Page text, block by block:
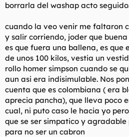
borrarla del washap acto
cuando la veo venir me faltaron
y salir corriendo, joder que buena
es que fuera una ballena, es que
de unos 100 kilos, vestia un
rollo homer simpson cuando se
aun asi era indisimulable. Nos
cuenta que es colombiana ( era
aprecia pancha), que lleva poco
cual, ni puto caso le hacia yo
que se ser simpatico y agradable
para no ser un cabron